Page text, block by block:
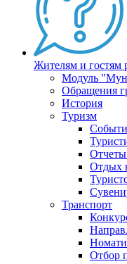
Жителям и гостям
Модуль
Обращения
История
Туризм
Отдых
Транспорт
Отбор